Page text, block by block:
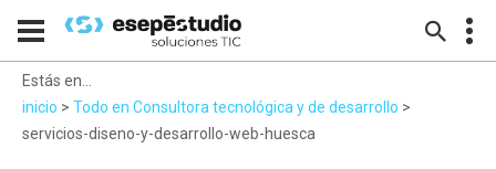
Estás en...
inicio > Todo en Consultora tecnológica y de desarrollo >
servicios-diseno-y-desarrollo-web-huesca